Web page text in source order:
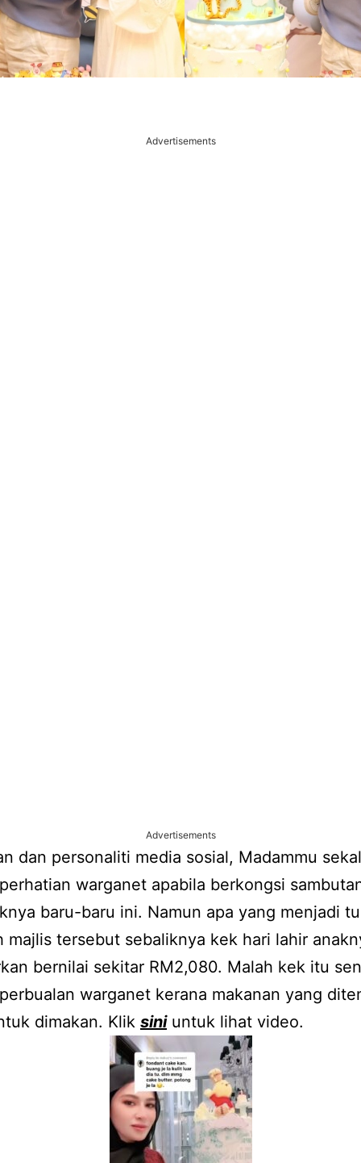
Advertisements
Advertisements
dan personaliti media sosial, Madammu
warganet apabila berkongsi
baru-baru ini. Namun apa yang menjadi
majlis tersebut sebaliknya kek hari lahir
bernilai sekitar RM2,080. Malah kek itu
warganet kerana makanan yang
dimakan. Klik siniuntuk lihat video.